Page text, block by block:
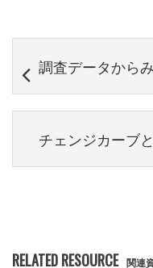
調査データからみる日本の
RELATED RESOURCE 関連